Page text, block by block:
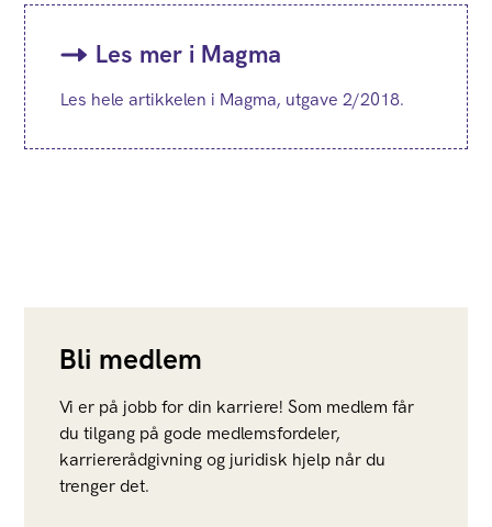
Les mer i Magma
Les hele artikkelen i Magma, utgave 2/2018.
Bli medlem
Vi er på jobb for din karriere! Som medlem får
du tilgang på gode medlemsfordeler,
karriererådgivning og juridisk hjelp når du
trenger det.